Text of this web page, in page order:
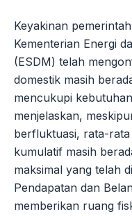
Keyakinan
Kementerian Energi
(ESDM) telah
domestik masih
mencukupi
menjelaskan,
berfluktuasi, rata-
kumulatif masih
maksimal yang telah
Pendapatan dan
memberikan ruang